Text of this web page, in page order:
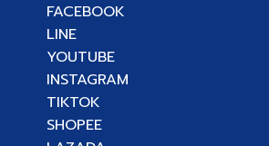
FACEBOOK
LINE
YOUTUBE
INSTAGRAM
TIKTOK
SHOPEE